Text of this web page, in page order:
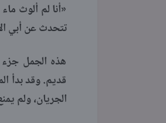
«أنا لم ألوث
تتحدث عن أبي
هذه الجمل
قديم. وقد بدأ
الجريان، ولم